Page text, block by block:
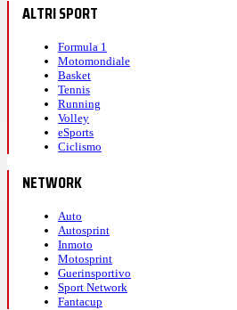
ALTRI SPORT
Formula 1
Motomondiale
Basket
Tennis
Running
Volley
eSports
Ciclismo
NETWORK
Auto
Autosprint
Inmoto
Motosprint
Guerinsportivo
Sport Network
Fantacup